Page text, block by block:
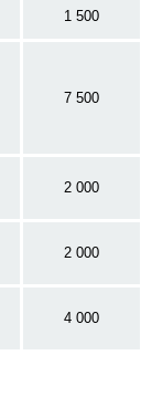
1 500
7 500
2 000
2 000
4 000